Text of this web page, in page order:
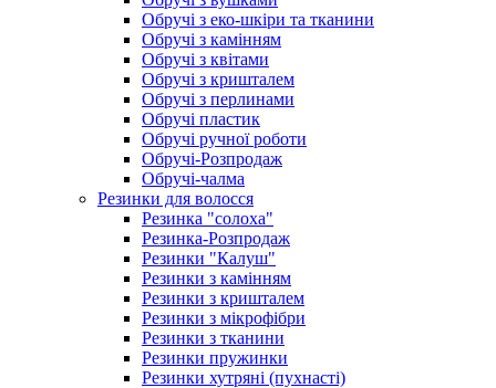
Обручі з еко-шкіри та тканини
Обручі з камінням
Обручі з квітами
Обручі з кришталем
Обручі з перлинами
Обручі пластик
Обручі ручної роботи
Обручі-Розпродаж
Обручі-чалма
Резинки для волосся
Резинка "солоха"
Резинка-Розпродаж
Резинки "Калуш"
Резинки з камінням
Резинки з кришталем
Резинки з мікрофібри
Резинки з тканини
Резинки пружинки
Резинки хутряні (пухнасті)